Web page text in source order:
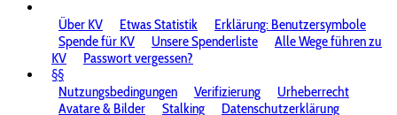
Über KV
Etwas Statistik
Erklärung: Benutzersymbole
Spende für KV
Unsere Spenderliste
Alle Wege führen zu
KV
Passwort vergessen?
§§
Nutzungsbedingungen
Verifizierung
Urheberrecht
Avatare & Bilder
Stalking
Datenschutzerklärung